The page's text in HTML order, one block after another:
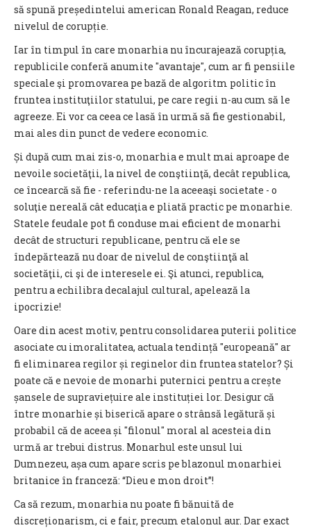
să spună președintelui american Ronald Reagan, reduce
nivelul de corupție.
Iar în timpul în care monarhia nu încurajează corupția,
republicile conferă anumite "avantaje", cum ar fi pensiile
speciale şi promovarea pe bază de algoritm politic în
fruntea instituţiilor statului, pe care regii n-au cum să le
agreeze. Ei vor ca ceea ce lasă în urmă să fie gestionabil,
mai ales din punct de vedere economic.
Și după cum mai zis-o, monarhia e mult mai aproape de
nevoile societăţii, la nivel de conştiinţă, decât republica,
ce încearcă să fie - referindu-ne la aceeaşi societate - o
soluţie nereală cât educaţia e pliată practic pe monarhie.
Statele feudale pot fi conduse mai eficient de monarhi
decât de structuri republicane, pentru că ele se
îndepărtează nu doar de nivelul de conştiinţă al
societăţii, ci şi de interesele ei. Şi atunci, republica,
pentru a echilibra decalajul cultural, apelează la
ipocrizie!
Oare din acest motiv, pentru consolidarea puterii politice
asociate cu imoralitatea, actuala tendință "europeană" ar
fi eliminarea regilor și reginelor din fruntea statelor? Și
poate că e nevoie de monarhi puternici pentru a crește
șansele de supraviețuire ale instituției lor. Desigur că
între monarhie și biserică apare o strânsă legătură și
probabil că de aceea și "filonul" moral al acesteia din
urmă ar trebui distrus. Monarhul este unsul lui
Dumnezeu, așa cum apare scris pe blazonul monarhiei
britanice în franceză: “Dieu e mon droit”!
Ca să rezum, monarhia nu poate fi bănuită de
discreționarism, ci e fair, precum etalonul aur. Dar exact